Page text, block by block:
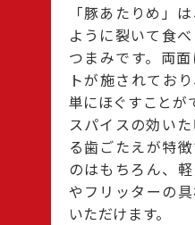
「豚あたりめ」
ように裂いて食
つまみです。両
トが施されてお
単にほぐすことが
スパイスの効い
る歯ごたえが特
のはもちろん、
やフリッターの
いただけます。